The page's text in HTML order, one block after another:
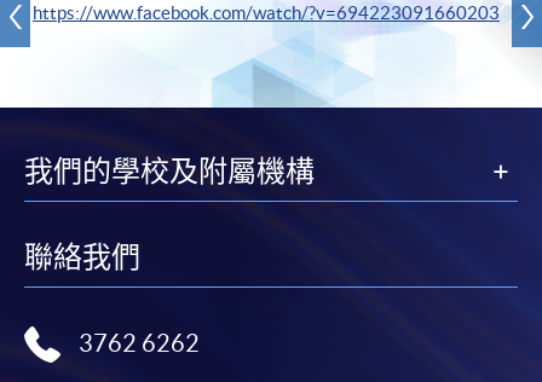
https://www.facebook.com/watch/?v=694223091660203
我們的學校及附屬機構
聯絡我們
3762 6262